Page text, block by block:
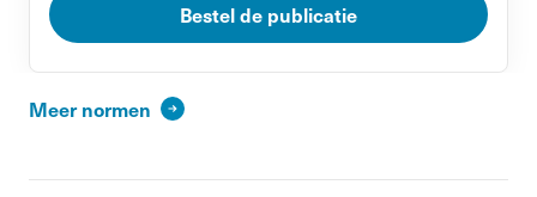
Bestel de publicatie
Meer normen